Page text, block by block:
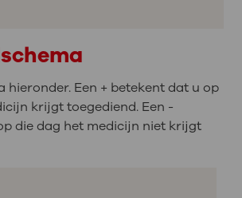
hieronder. Een + betekent dat u op
krijgt toegediend. Een -
die dag het medicijn niet krijgt